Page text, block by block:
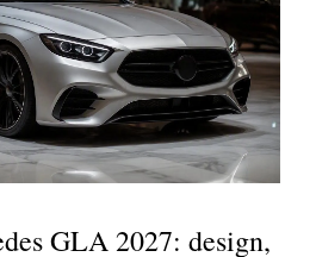
GLA 2027: design,